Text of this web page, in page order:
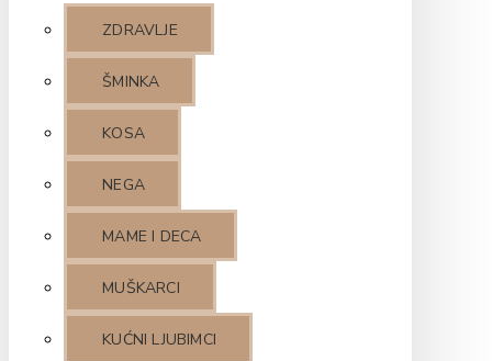
ZDRAVLJE
ŠMINKA
KOSA
NEGA
MAME I DECA
MUŠKARCI
KUĆNI LJUBIMCI